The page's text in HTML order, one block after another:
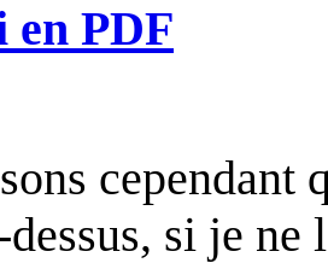
PDF
cependant
si je ne